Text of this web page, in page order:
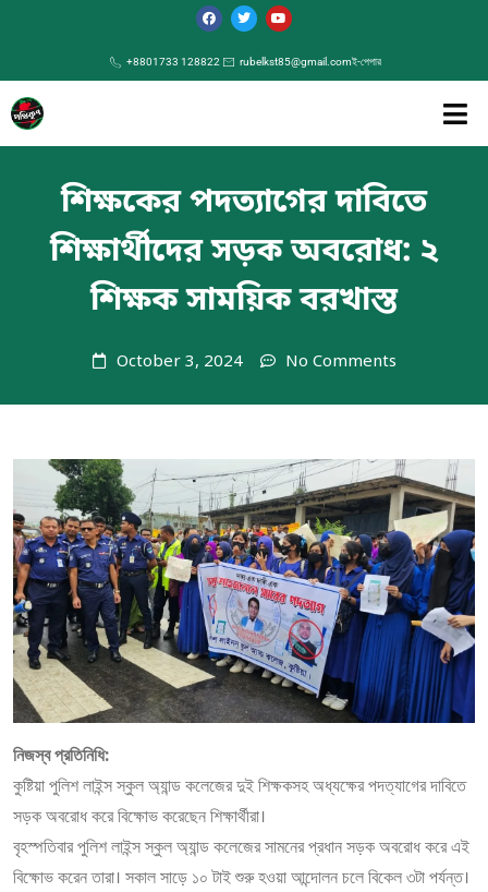
+8801733 128822 rubelkst85@gmail.comই-পেপার
শিক্ষকের পদত্যাগের দাবিতে
শিক্ষার্থীদের সড়ক অবরোধ: ২
শিক্ষক সাময়িক বরখাস্ত
October 3, 2024 No Comments
নিজস্ব প্রতিনিধি:
কুষ্টিয়া পুলিশ লাইন্স স্কুল অ্যান্ড কলেজের দুই শিক্ষকসহ অধ্যক্ষের পদত্যাগের দাবিতে
সড়ক অবরোধ করে বিক্ষোভ করেছেন শিক্ষার্থীরা।
বৃহস্পতিবার পুলিশ লাইন্স স্কুল অ্যান্ড কলেজের সামনের প্রধান সড়ক অবরোধ করে এই
বিক্ষোভ করেন তারা। সকাল সাড়ে ১০ টাই শুরু হওয়া আন্দোলন চলে বিকেল ৩টা পর্যন্ত।